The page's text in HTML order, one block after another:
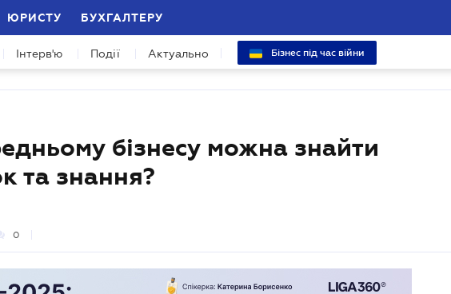
ЮРИСТУ БУХГАЛТЕРУ
Інтерв'ю Події Актуально Бізнес під час війни
бізнесу можна знайти
та знання?
0